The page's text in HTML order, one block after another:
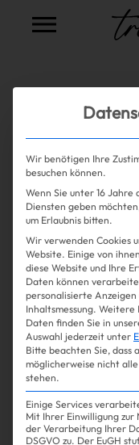
Gossip
Win
Alle
Shopping Beauty
Mehr lesen
Wir benötigen Ihre
besuchen können.
Wenn Sie unter 16 Jahre
Diensten geben
um Erlaubnis bitten.
Wir verwenden Cookies
Website. Einige von
diese Website und Ihre
Daten können
personalisierte
Inhaltsmessung. Weitere
Daten finden Sie in
Auswahl jederzeit unter
Bitte beachten Sie, dass
möglicherweise nicht
stehen.
Einige Services
Mit Ihrer Einwilligung zur
der Verarbeitung Ihrer
DSGVO zu. Der EuGH